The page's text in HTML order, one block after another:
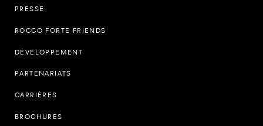
PRESSE
ROCCO FORTE FRIENDS
DÉVELOPPEMENT
PARTENARIATS
CARRIÈRES
BROCHURES